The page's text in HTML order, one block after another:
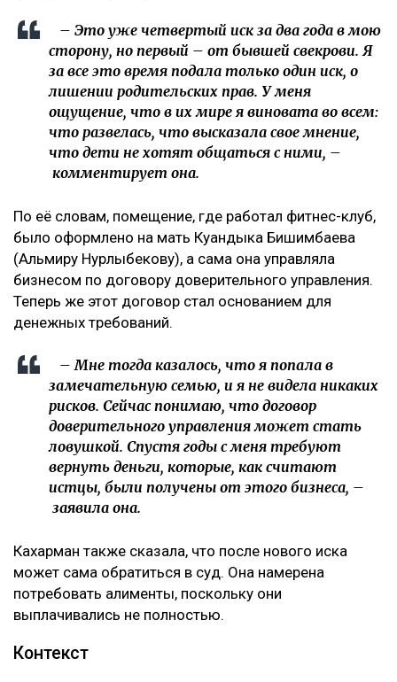
– Это уже четвертый иск за два года в мою
сторону, но первый – от бывшей свекрови. Я
за все это время подала только один иск, о
лишении родительских прав. У меня
ощущение, что в их мире я виновата во всем:
что развелась, что высказала свое мнение,
что дети не хотят общаться с ними, –
комментирует она.
По её словам, помещение, где работал фитнес-клуб,
было оформлено на мать Куандыка Бишимбаева
(Альмиру Нурлыбекову), а сама она управляла
бизнесом по договору доверительного управления.
Теперь же этот договор стал основанием для
денежных требований.
– Мне тогда казалось, что я попала в
замечательную семью, и я не видела никаких
рисков. Сейчас понимаю, что договор
доверительного управления может стать
ловушкой. Спустя годы с меня требуют
вернуть деньги, которые, как считают
истцы, были получены от этого бизнеса, –
заявила она.
Кахарман также сказала, что после нового иска
может сама обратиться в суд. Она намерена
потребовать алименты, поскольку они
выплачивались не полностью.
Контекст